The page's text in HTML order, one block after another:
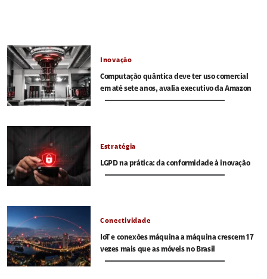
Inovação
Computação quântica deve ter uso comercial
em até sete anos, avalia executivo da Amazon
Estratégia
LGPD na prática: da conformidade à inovação
Conectividade
IoT e conexões máquina a máquina crescem 17
vezes mais que as móveis no Brasil